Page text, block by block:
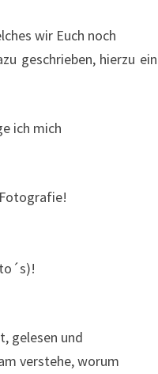
wir Euch noch
geschrieben, hierzu ein
ich mich
gelesen und
verstehe, worum